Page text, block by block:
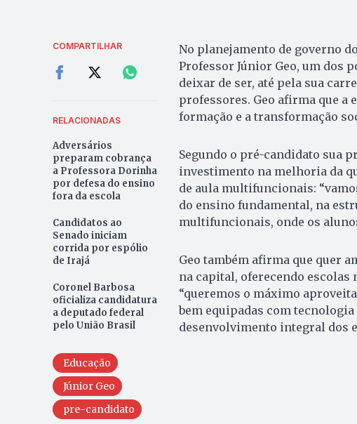
COMPARTILHAR
RELACIONADAS
Adversários
preparam cobrança
a Professora Dorinha
por defesa do ensino
fora da escola
Candidatos ao
Senado iniciam
corrida por espólio
de Irajá
Coronel Barbosa
oficializa candidatura
a deputado federal
pelo União Brasil
Educação
Júnior Geo
pre-candidato
No planejamento de governo
Professor Júnior Geo, um dos
deixar de ser, até pela sua
professores. Geo afirma que a
formação e a transformação
Segundo o pré-candidato sua
investimento na melhoria da
de aula multifuncionais:
do ensino fundamental, na
multifuncionais, onde os
Geo também afirma que quer
na capital, oferecendo escolas
“queremos o máximo
bem equipadas com
desenvolvimento integral dos